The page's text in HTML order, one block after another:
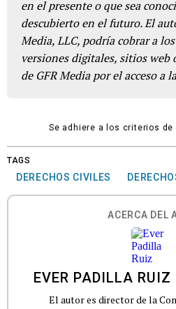
en el presente o que sea
descubierto en el futuro. El
Media, LLC, podría cobrar a
versiones digitales, sitios web
de GFR Media por el acceso a
Se adhiere a los criterios de
TAGS
DERECHOS CIVILES
ACERCA DEL
EVER PADILLA RUIZ
El autor es director de la